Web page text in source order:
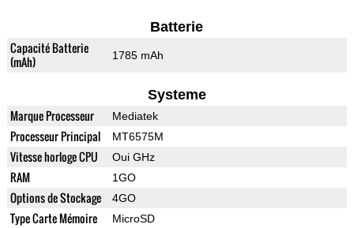
Batterie
Capacité Batterie
(mAh)
1785 mAh
Systeme
Marque Processeur Mediatek
Processeur Principal MT6575M
Vitesse horloge CPU Oui GHz
RAM 1GO
Options de Stockage 4GO
Type Carte Mémoire MicroSD